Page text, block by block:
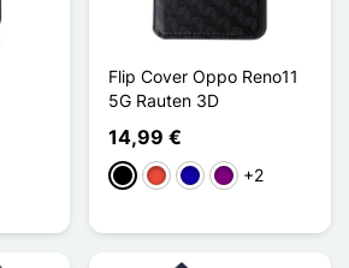
Flip Cover Oppo Reno11
5G Rauten 3D
14,99 €
Schwarz
Rot Dunkelblau
Violett
+2